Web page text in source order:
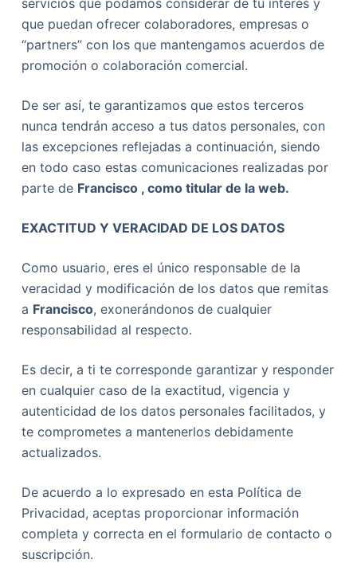
que puedan ofrecer colaboradores, empresas o
“partners” con los que mantengamos acuerdos de
promoción o colaboración comercial.
De ser así, te garantizamos que estos terceros
nunca tendrán acceso a tus datos personales, con
las excepciones reflejadas a continuación, siendo
en todo caso estas comunicaciones realizadas por
parte de Francisco, como titular de la web.
EXACTITUD Y VERACIDAD DE LOS DATOS
Como usuario, eres el único responsable de la
veracidad y modificación de los datos que remitas
a Francisco, exonerándonos de cualquier
responsabilidad al respecto.
Es decir, a ti te corresponde garantizar y responder
en cualquier caso de la exactitud, vigencia y
autenticidad de los datos personales facilitados, y
te comprometes a mantenerlos debidamente
actualizados.
De acuerdo a lo expresado en esta Política de
Privacidad, aceptas proporcionar información
completa y correcta en el formulario de contacto o
suscripción.